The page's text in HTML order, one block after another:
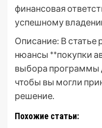
финансовая
успешному
Описание: В статье
нюансы **покупки
выбора программы
чтобы вы могли
решение.
Похожие статьи: